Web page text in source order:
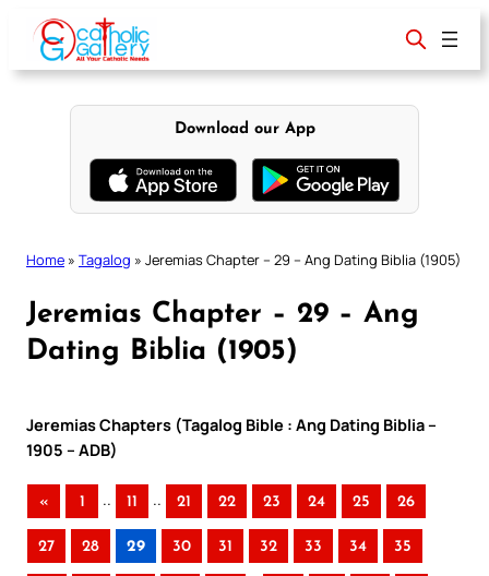
content
Download our App
Home » Tagalog » Jeremias Chapter – 29 – Ang Dating Biblia (1905)
Jeremias Chapter – 29 – Ang
Dating Biblia (1905)
Jeremias Chapters (Tagalog Bible : Ang Dating Biblia –
1905 – ADB)
« 1 .. 11 .. 21 22 23 24 25 26
27 28 29 30 31 32 33 34 35